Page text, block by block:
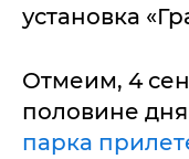
установка
Отмеим, 4
половине дня
парка